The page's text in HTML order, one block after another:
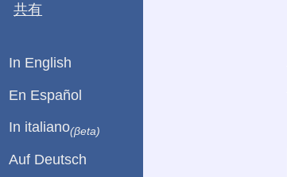
共有
In English
En Español
In italiano(βeta)
Auf Deutsch